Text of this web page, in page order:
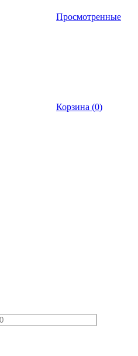
Просмотренные
Корзина (0)